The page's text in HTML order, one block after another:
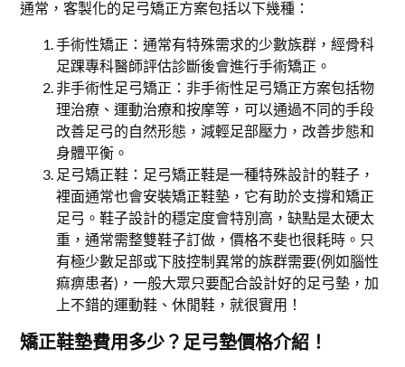
通常，客製化的足弓矯正方案包括以下幾種：
手術性矯正：通常有特殊需求的少數族群，經骨科
足踝專科醫師評估診斷後會進行手術矯正。
非手術性足弓矯正：非手術性足弓矯正方案包括物
理治療、運動治療和按摩等，可以通過不同的手段
改善足弓的自然形態，減輕足部壓力，改善步態和
身體平衡。
足弓矯正鞋：足弓矯正鞋是一種特殊設計的鞋子，
裡面通常也會安裝矯正鞋墊，它有助於支撐和矯正
足弓。鞋子設計的穩定度會特別高，缺點是太硬太
重，通常需整雙鞋子訂做，價格不斐也很耗時。只
有極少數足部或下肢控制異常的族群需要(例如腦性
痲痹患者)，一般大眾只要配合設計好的足弓墊，加
上不錯的運動鞋、休閒鞋，就很實用！
矯正鞋墊費用多少？足弓墊價格介紹！